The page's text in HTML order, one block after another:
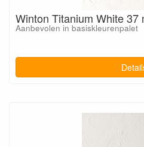
Winton Titanium White 37
Aanbevolen in basiskleurenpalet